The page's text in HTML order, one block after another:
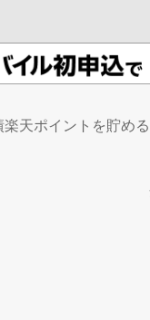
楽天ポイントを貯める